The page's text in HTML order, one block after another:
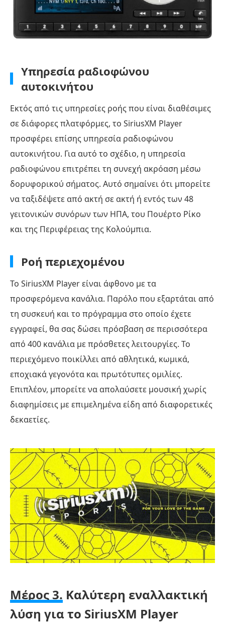
Υπηρεσία ραδιοφώνου
αυτοκινήτου
Εκτός από τις υπηρεσίες ροής που είναι διαθέσιμες
σε διάφορες πλατφόρμες, το SiriusXM Player
προσφέρει επίσης υπηρεσία ραδιοφώνου
αυτοκινήτου. Για αυτό το σχέδιο, η υπηρεσία
ραδιοφώνου επιτρέπει τη συνεχή ακρόαση μέσω
δορυφορικού σήματος. Αυτό σημαίνει ότι μπορείτε
να ταξιδέψετε από ακτή σε ακτή ή εντός των 48
γειτονικών συνόρων των ΗΠΑ, του Πουέρτο Ρίκο
και της Περιφέρειας της Κολούμπια.
Ροή περιεχομένου
Το SiriusXM Player είναι άφθονο με τα
προσφερόμενα κανάλια. Παρόλο που εξαρτάται από
τη συσκευή και το πρόγραμμα στο οποίο έχετε
εγγραφεί, θα σας δώσει πρόσβαση σε περισσότερα
από 400 κανάλια με πρόσθετες λειτουργίες. Το
περιεχόμενο ποικίλλει από αθλητικά, κωμικά,
εποχιακά γεγονότα και πρωτότυπες ομιλίες.
Επιπλέον, μπορείτε να απολαύσετε μουσική χωρίς
διαφημίσεις με επιμελημένα είδη από διαφορετικές
δεκαετίες.
Μέρος 3. Καλύτερη εναλλακτική
λύση για το SiriusXM Player